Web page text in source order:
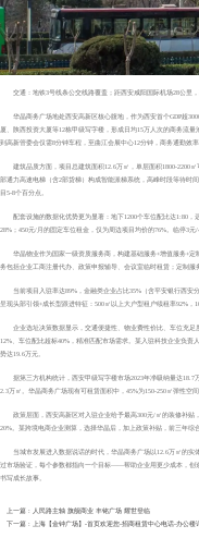
交通：地铁3号线条公交线路覆盖；距西安咸阳国际机场28公里，
华晶商务广场地处西安高新区核心腹地，作为西安首个GDP超
厦、陕西投资大厦等12栋甲级写字楼，形成日均15万人次的商务流
到高新管委会仅需8分钟车程，至曲江会展中心12分钟，商务通勤效率
建筑品质方面，项目总建筑面积12.6万㎡，单层面积1800-2200㎡
部通力高速电梯（含2部货梯）构成智能派梯系统，高峰时段等待时
目5-8个百分点。
配套设施的数据化优势更为显著：地下1200个车位配比达1:80，
28%；450元/月的固定车位租金，仅为周边项目均价的76%。临停3
华晶物业作为国家一级资质服务商，构建基础服务+增值服务+定
务包括企业工商注册代办、政策申报辅导、会议室临时租赁；定制服
当前项目入驻率达89%，金融类企业占比35%（含平安银行西安
呈现头部引领+成长型跟进特征：500㎡以上大户型租户续租率92%，
企业选址决策数据显示，交通便捷性、物业费性价比、车位充足
12%、车位配比超标40%，精准匹配市场需求。某入驻科技企业负
势达19.6万元。
据第三方机构统计，西安甲级写字楼市场2023年净吸纳量达18.7
2.3万㎡。华晶商务广场现有可租赁面积中，45%为150-250㎡弹性空
政策层面，西安高新区对入驻企业给予最高300元/㎡的装修补贴
20%。某跨境电商企业测算，选择华晶后，加上政策补贴，前三年综
当城市发展进入数据说话的时代，华晶商务广场以12.6万㎡的实
过市场验证，每个参数都指向一个目标——帮助企业用更少成本，创
书写成长故事。
上一篇 : 人民路主轴 旗舰商业 丰铭广场 耀世登临
下一篇 : 上海【金钟广场】-首页欢迎您-招商租赁中心电话-办公楼